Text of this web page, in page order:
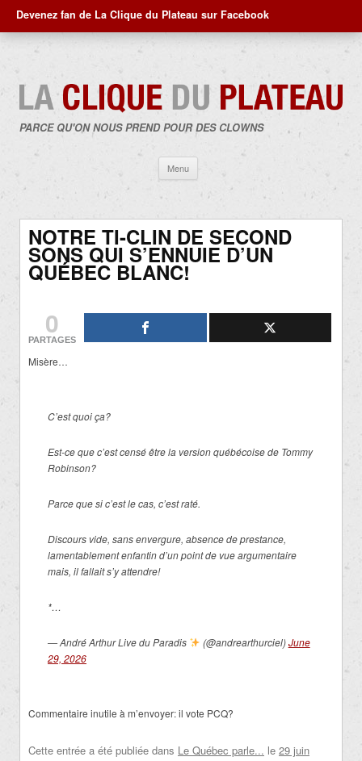
Devenez fan de La Clique du Plateau sur Facebook
PARCE QU'ON NOUS PREND POUR DES CLOWNS
Menu
contenu
NOTRE TI-CLIN DE SECOND
SONS QUI S’ENNUIE D’UN
QUÉBEC BLANC!
0
PARTAGES
Misère…
C’est quoi ça?
Est-ce que c’est censé être la version québécoise de Tommy
Robinson?
Parce que si c’est le cas, c’est raté.
Discours vide, sans envergure, absence de prestance,
lamentablement enfantin d’un point de vue argumentaire
mais, il fallait s’y attendre!
*…
— André Arthur Live du Paradis (@andrearthurciel)June
29, 2026
Commentaire inutile à m’envoyer: il vote PCQ?
Cette entrée a été publiée dans Le Québec parle... le 29 juin